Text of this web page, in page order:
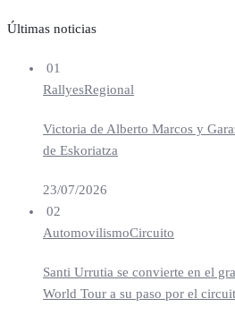
Últimas noticias
01
RallyesRegional
Victoria de Alberto Marcos y
de Eskoriatza
23/07/2026
02
AutomovilismoCircuito
Santi Urrutia se convierte en el
World Tour a su paso por el